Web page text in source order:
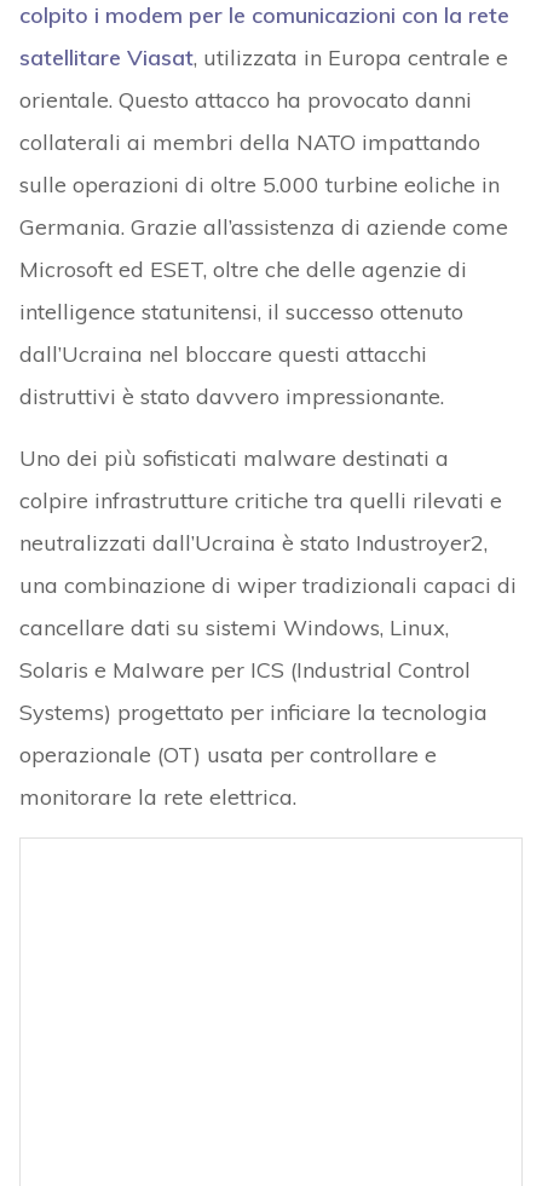
colpito i modem per le comunicazioni con la rete
satellitare Viasat, utilizzata in Europa centrale e
orientale. Questo attacco ha provocato danni
collaterali ai membri della NATO impattando
sulle operazioni di oltre 5.000 turbine eoliche in
Germania. Grazie all’assistenza di aziende come
Microsoft ed ESET, oltre che delle agenzie di
intelligence statunitensi, il successo ottenuto
dall’Ucraina nel bloccare questi attacchi
distruttivi è stato davvero impressionante.
Uno dei più sofisticati malware destinati a
colpire infrastrutture critiche tra quelli rilevati e
neutralizzati dall’Ucraina è stato Industroyer2,
una combinazione di wiper tradizionali capaci di
cancellare dati su sistemi Windows, Linux,
Solaris e MaIware per ICS (Industrial Control
Systems) progettato per inficiare la tecnologia
operazionale (OT) usata per controllare e
monitorare la rete elettrica.